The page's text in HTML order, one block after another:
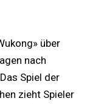
über
nach
Spiel der
zieht Spieler